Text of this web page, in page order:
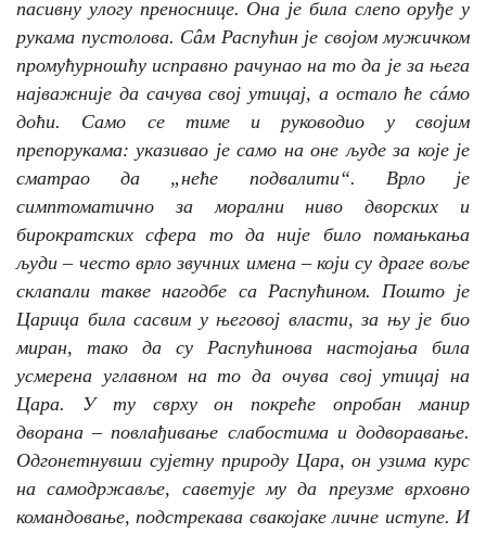
пасивну улогу преноснице. Она је била слепо оруђе у
рукама пустолова. Сâм Распућин је својом мужичком
промућурношћу исправно рачунао на то да је за њега
најважније да сачува свој утицај, а остало ће сáмо
доћи. Само се тиме и руководио у својим
препорукама: указивао је само на оне људе за које је
сматрао да „неће подвалити“. Врло је
симптоматично за морални ниво дворских и
бирократских сфера то да није било помањкања
људи – често врло звучних имена – који су драге воље
склапали такве нагодбе са Распућином. Пошто је
Царица била сасвим у његовој власти, за њу је био
миран, тако да су Распућинова настојања била
усмерена углавном на то да очува свој утицај на
Цара. У ту сврху он покреће опробан манир
дворана – повлађивање слабостима и додворавање.
Одгонетнувши сујетну природу Цара, он узима курс
на самодржавље, саветује му да преузме врховно
командовање, подстрекава свакојаке личне иступе. И